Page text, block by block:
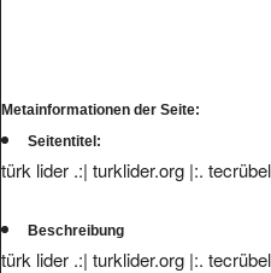
Metainformationen der Seite:
Seitentitel:
türk lider .:| turklider.org |:.
Beschreibung
türk lider .:| turklider.org |:.